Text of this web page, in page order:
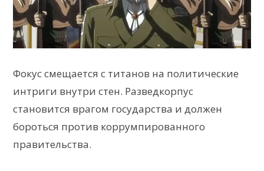
Фокус смещается с титанов на политические
интриги внутри стен. Разведкорпус
становится врагом государства и должен
бороться против коррумпированного
правительства.